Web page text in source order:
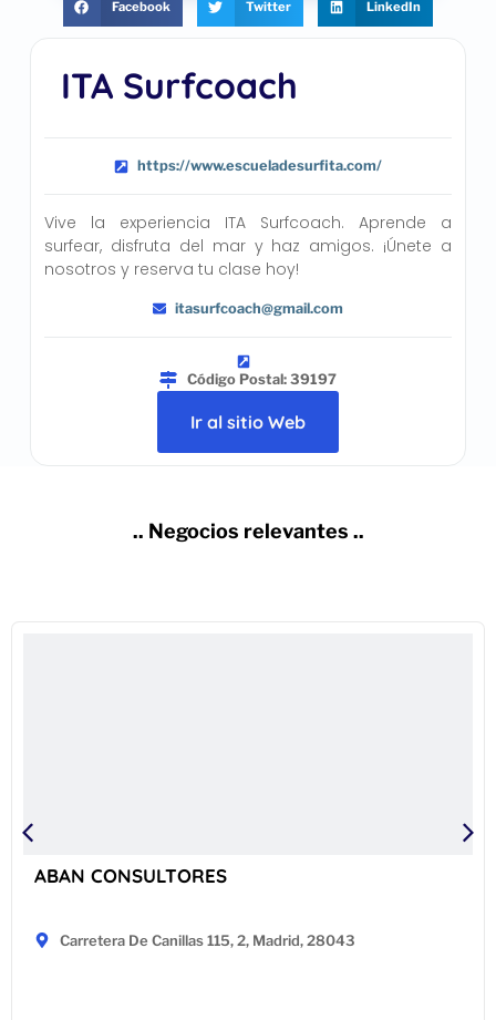
ITA Surfcoach
https://www.escueladesurfita.com/
Vive la experiencia ITA Surfcoach. Aprende a
surfear, disfruta del mar y haz amigos. ¡Únete a
nosotros y reserva tu clase hoy!
itasurfcoach@gmail.com
Código Postal: 39197
Ir al sitio Web
Facebook Twitter LinkedIn
.. Negocios relevantes ..
ABAN CONSULTORES
Carretera De Canillas 115, 2, Madrid, 28043